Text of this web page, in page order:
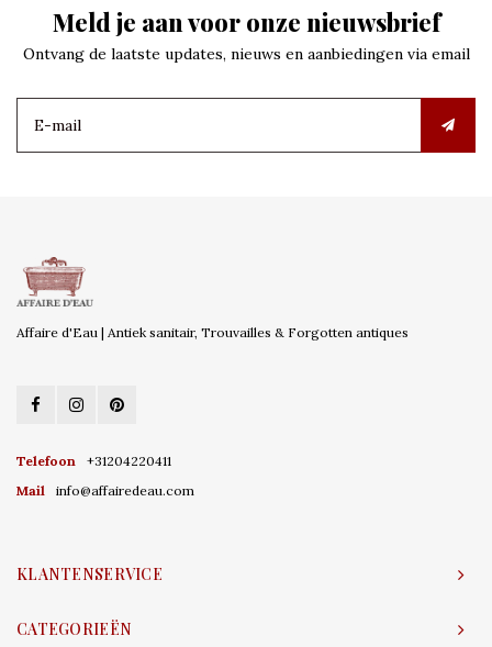
Meld je aan voor onze nieuwsbrief
Ontvang de laatste updates, nieuws en aanbiedingen via email
Affaire d'Eau | Antiek sanitair, Trouvailles & Forgotten antiques
Telefoon
+31204220411
Mail
info@affairedeau.com
KLANTENSERVICE
CATEGORIEËN